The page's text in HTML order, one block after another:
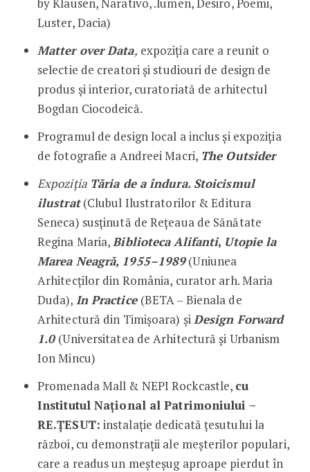
Luster, Dacia)
Matter over Data, expoziția care a reunit o
selectie de creatori și studiouri de design de
produs și interior, curatoriată de arhitectul
Bogdan Ciocodeică.
Programul de design local a inclus și expoziția
de fotografie a Andreei Macri, The Outsider
Expoziția Tăria de a îndura. Stoicismul
ilustrat(Clubul Ilustratorilor & Editura
Seneca) susținută de Rețeaua de Sănătate
Regina Maria,Biblioteca Alifanti, Utopie la
Marea Neagră, 1955–1989(Uniunea
Arhitecților din România, curator arh. Maria
Duda), In Practice (BETA – Bienala de
Arhitectură din Timișoara) șiDesign Forward
1.0 (Universitatea de Arhitectură și Urbanism
Ion Mincu)
Promenada Mall & NEPI Rockcastle, cu
Institutul Național al Patrimoniului –
RE.ȚESUT: instalație dedicată țesutului la
război, cu demonstrații ale meșterilor populari,
care a readus un meșteșug aproape pierdut în